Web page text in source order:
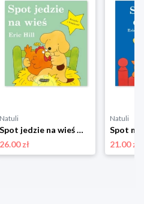
Natuli
Spot jedzie na wieś Mamania
26.00 zł
Natuli
21.00 zł